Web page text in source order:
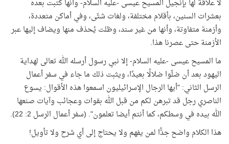
لا علاقة لها بإنجيل المسيح عيسى -عليه السلام- وأنها كُتبت بعده
بعشرات السنين، بأقلام مختلفة، ولغات شتّى، وفي أماكن متعددة،
وأزمنة متفاوتة، وأنها من غير سند، وظلت يُحذف منها ويضاف إليها عبر
الأزمنة حتى عصرنا هذا.
ما المسيح عيسى -عليه السلام- إلا نبي رسول أرسله الله تعالى لهداية
اليهود بعد أن ضلّوا ضلالًا بعيدًا، ويثبت ذلك ما جاء في سفر أعمال
الرسل الثاني: "أيها الرجال الإسرائيليون اسمعوا هذه الأقوال: يسوع
الناصري رجل قد تبرهن لكم من قبل الله بقوات وعجائب وآيات صنعها
الله بيده في وسطكم، كما أنتم أيضا تعلمون". (سفر أعمال الرسل 2: 22)
.
هذا الكلام واضح جدًّا لمن يفهم ولا يحتاج إلى أي شرح ولا تأويل!